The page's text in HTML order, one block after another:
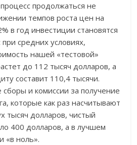
продолжаться не
темпов роста цен на
в год инвестиции становятся
средних условиях,
нашей «тестовой»
до 112 тысяч долларов, а
составит 110,4 тысячи.
и комиссии за получение
которые как раз насчитывают
тысяч долларов, чистый
400 долларов, а в лучшем
«в ноль».